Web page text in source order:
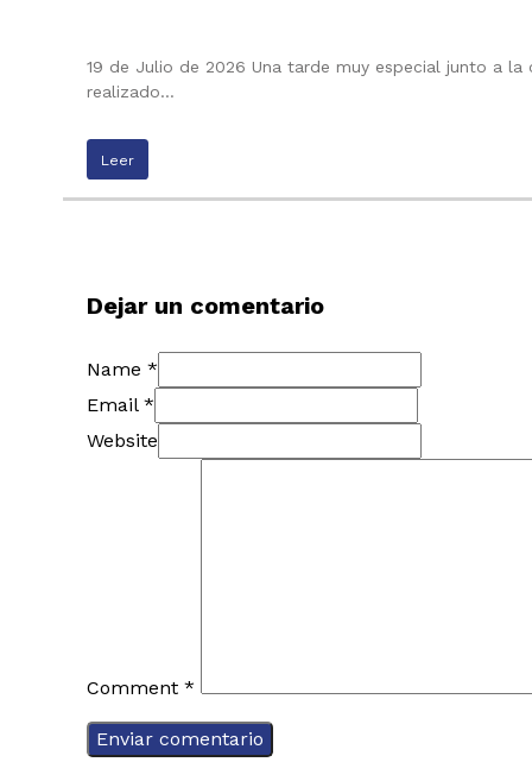
19 de Julio de 2026 Una tarde muy especial junto a
realizado…
Leer
Dejar un comentario
Name *
Email *
Website
Comment *